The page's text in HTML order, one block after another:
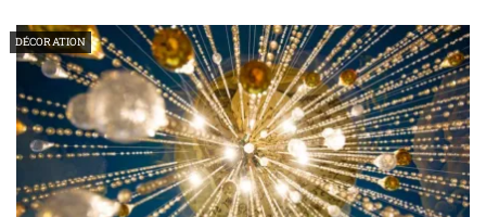
DÉCORATION